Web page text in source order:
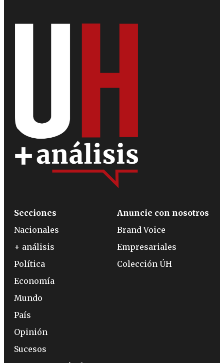
Secciones
Nacionales
+ análisis
Política
Economía
Mundo
País
Opinión
Sucesos
Anuncie con nosotros
Brand Voice
Empresariales
Colección ÚH